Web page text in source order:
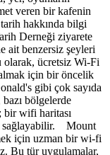
veren bir kafenin
hakkında bilgi
Derneği ziyarete
ait benzersiz şeyleri
ücretsiz Wi-Fi
için bir öncelik
gibi çok sayıda
bölgelerde
bir wifi haritası
sağlayabilir. Mount
için uzman bir wi-fi
Bu tür uygulamalar,